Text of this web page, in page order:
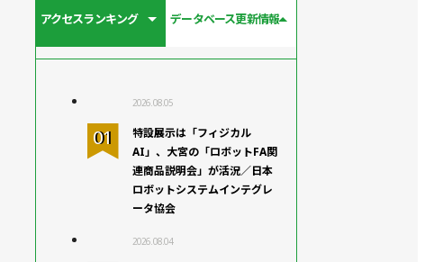
アクセスランキング データベース更新情報
2026.08.05
特設展示は「フィジカル
AI」、大宮の「ロボットFA関
連商品説明会」が活況／日本
ロボットシステムインテグレ
ータ協会
2026.08.04